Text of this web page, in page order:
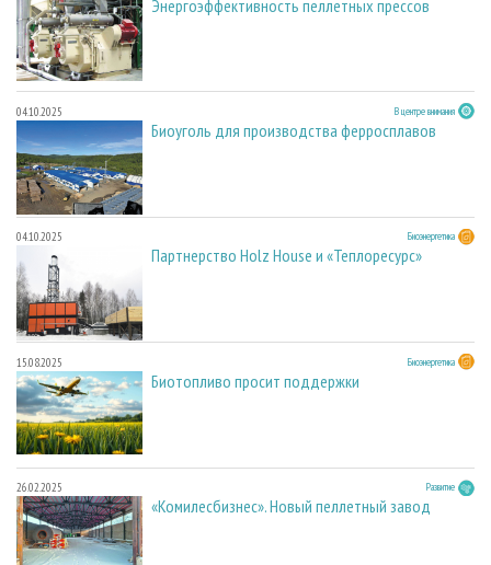
Энергоэффективность пеллетных прессов
04.10.2025 В центре внимания
Биоуголь для производства ферросплавов
04.10.2025 Биоэнергетика
Партнерство Holz House и «Теплоресурс»
15.08.2025 Биоэнергетика
Биотопливо просит поддержки
26.02.2025 Развитие
«Комилесбизнес». Новый пеллетный завод